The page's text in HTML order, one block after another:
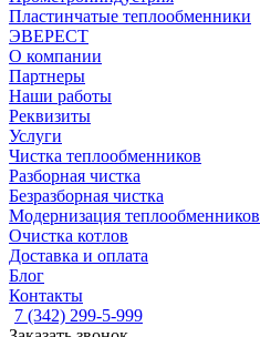
Пластинчатые теплообменники
ЭВЕРЕСТ
О компании
Партнеры
Наши работы
Реквизиты
Услуги
Чистка теплообменников
Разборная чистка
Безразборная чистка
Модернизация теплообменников
Очистка котлов
Доставка и оплата
Блог
Контакты
7 (342) 299-5-999